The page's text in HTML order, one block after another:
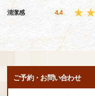
清潔感 4.4
ご予約・お問い合わせ